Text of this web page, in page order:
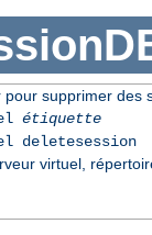
pour supprimer des
étiquette
deletesession
virtuel,